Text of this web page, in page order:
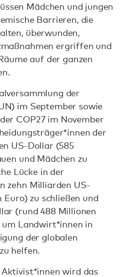
Mädchen und jungen
Barrieren, die
überwunden,
ergriffen und
auf der ganzen
der
im September sowie
COP27 im November
der
US-Dollar (585
und Mädchen zu
Lücke in der
zehn Milliarden US-
zu schließen und
(rund 488 Millionen
Landwirt*innen in
der globalen
helfen.
Aktivist*innen wird das